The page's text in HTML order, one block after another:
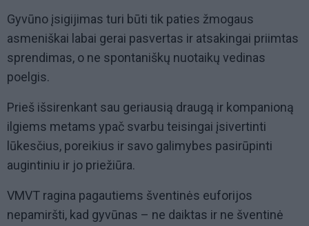
Gyvūno įsigijimas turi būti tik paties žmogaus
asmeniškai labai gerai pasvertas ir atsakingai priimtas
sprendimas, o ne spontaniškų nuotaikų vedinas
poelgis.
Prieš išsirenkant sau geriausią draugą ir kompanioną
ilgiems metams ypač svarbu teisingai įsivertinti
lūkesčius, poreikius ir savo galimybes pasirūpinti
augintiniu ir jo priežiūra.
VMVT ragina pagautiems šventinės euforijos
nepamiršti, kad gyvūnas – ne daiktas ir ne šventinė